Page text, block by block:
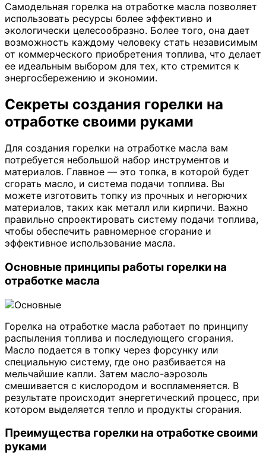
Самодельная горелка на отработке масла позволяет
использовать ресурсы более эффективно и
экологически целесообразно. Более того, она дает
возможность каждому человеку стать независимым
от коммерческого приобретения топлива, что делает
ее идеальным выбором для тех, кто стремится к
энергосбережению и экономии.
Секреты создания горелки на
отработке своими руками
Для создания горелки на отработке масла вам
потребуется небольшой набор инструментов и
материалов. Главное — это топка, в которой будет
сгорать масло, и система подачи топлива. Вы
можете изготовить топку из прочных и негорючих
материалов, таких как металл или кирпичи. Важно
правильно спроектировать систему подачи топлива,
чтобы обеспечить равномерное сгорание и
эффективное использование масла.
Основные принципы работы горелки на
отработке масла
Горелка на отработке масла работает по принципу
распыления топлива и последующего сгорания.
Масло подается в топку через форсунку или
специальную систему, где оно разбивается на
мельчайшие капли. Затем масло-аэрозоль
смешивается с кислородом и воспламеняется. В
результате происходит энергетический процесс, при
котором выделяется тепло и продукты сгорания.
Преимущества горелки на отработке своими
руками